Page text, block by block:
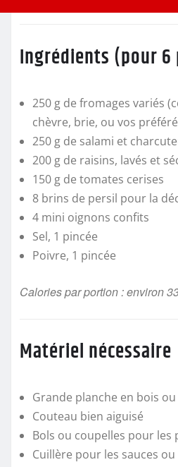
Ingrédients (pour 6
250 g de fromages variés
chèvre, brie, ou vos
250 g de salami et
200 g de raisins, lavés et
150 g de tomates cerises
8 brins de persil pour la
4 mini oignons confits
Sel, 1 pincée
Poivre, 1 pincée
Calories par portion : environ
Matériel nécessaire
Grande planche en bois
Couteau bien aiguisé
Bols ou coupelles pour les
Cuillère pour les sauces